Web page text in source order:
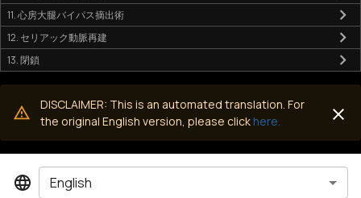
11. 心房大腿バイパス摘出術
12. セリアック動脈再建
13. 閉鎖
DISCLAIMER: This is an automated translation. For
the original English version, please click here.
English